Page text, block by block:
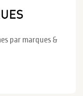
par marques &